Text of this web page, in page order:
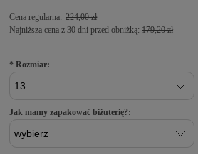
Cena regularna: 224,00 zł
Najniższa cena z 30 dni przed obniżką: 179,20 zł
* Rozmiar:
Jak mamy zapakować biżuterię?: